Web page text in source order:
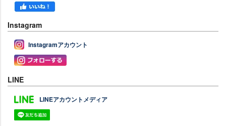
Instagram
Instagramアカウント
LINE
LINEアカウントメディア